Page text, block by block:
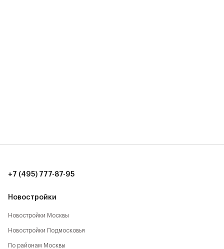
Новостройки
Новостройки Москвы
Новостройки Подмосковья
По районам Москвы
+7 (495) 777-87-95